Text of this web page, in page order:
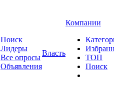
Поиск
Лидеры
Все опросы
Объявления
Власть
Компании
ТОП
Поиск